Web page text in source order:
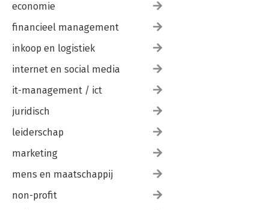
economie
financieel management
inkoop en logistiek
internet en social media
it-management / ict
juridisch
leiderschap
marketing
mens en maatschappij
non-profit